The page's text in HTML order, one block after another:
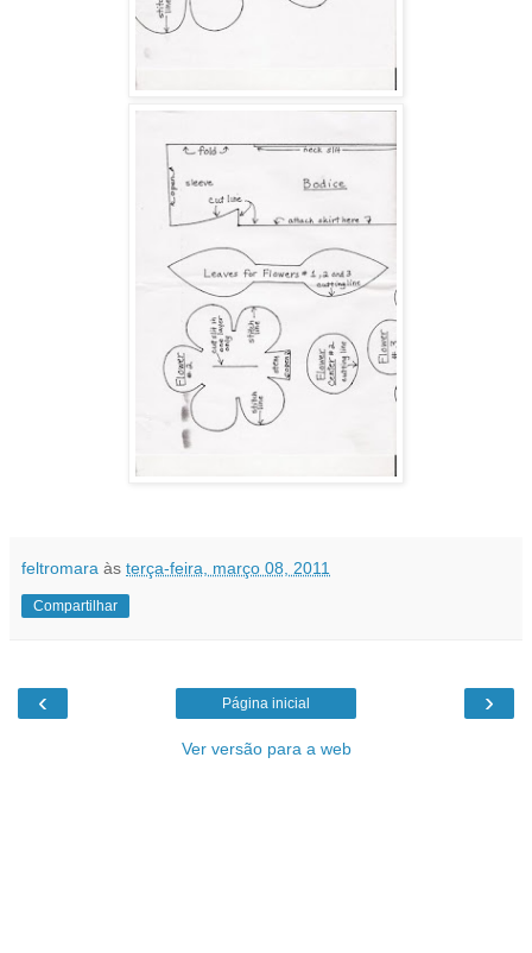
feltromara às terça-feira, março 08, 2011
Compartilhar
‹ ›
Página inicial
Ver versão para a web